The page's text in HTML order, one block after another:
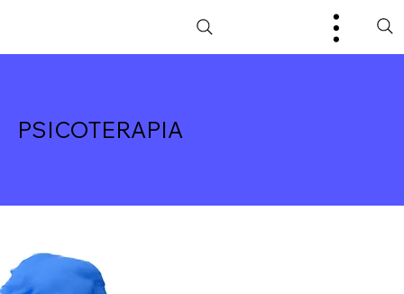
PSICOTERAPIA